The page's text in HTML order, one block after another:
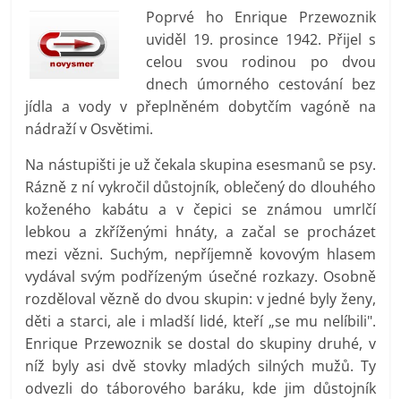
Poprvé ho Enrique Przewoznik
uviděl 19. prosince 1942. Přijel s
celou svou rodinou po dvou
dnech úmorného cestování bez
jídla a vody v přeplněném dobytčím vagóně na
nádraží v Osvětimi.
Na nástupišti je už čekala skupina esesmanů se psy.
Rázně z ní vykročil důstojník, oblečený do dlouhého
koženého kabátu a v čepici se známou umrlčí
lebkou a zkříženými hnáty, a začal se procházet
mezi vězni. Suchým, nepříjemně kovovým hlasem
vydával svým podřízeným úsečné rozkazy. Osobně
rozděloval vězně do dvou skupin: v jedné byly ženy,
děti a starci, ale i mladší lidé, kteří „se mu nelíbili".
Enrique Przewoznik se dostal do skupiny druhé, v
níž byly asi dvě stovky mladých silných mužů. Ty
odvezli do táborového baráku, kde jim důstojník